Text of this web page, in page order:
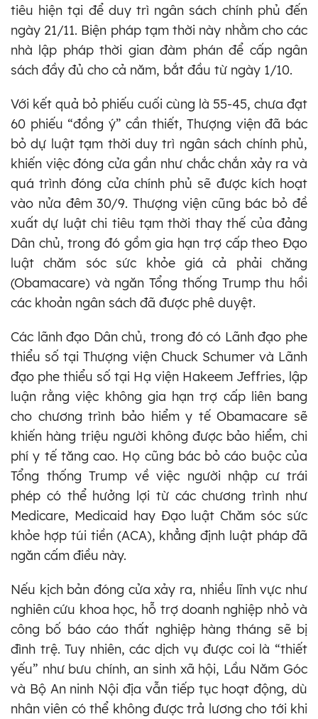
tiêu hiện tại để duy trì ngân sách chính phủ đến
ngày 21/11. Biện pháp tạm thời này nhằm cho các
nhà lập pháp thời gian đàm phán để cấp ngân
sách đầy đủ cho cả năm, bắt đầu từ ngày 1/10.
Với kết quả bỏ phiếu cuối cùng là 55-45, chưa đạt
60 phiếu “đồng ý” cần thiết, Thượng viện đã bác
bỏ dự luật tạm thời duy trì ngân sách chính phủ,
khiến việc đóng cửa gần như chắc chắn xảy ra và
quá trình đóng cửa chính phủ sẽ được kích hoạt
vào nửa đêm 30/9. Thượng viện cũng bác bỏ đề
xuất dự luật chi tiêu tạm thời thay thế của đảng
Dân chủ, trong đó gồm gia hạn trợ cấp theo Đạo
luật chăm sóc sức khỏe giá cả phải chăng
(Obamacare) và ngăn Tổng thống Trump thu hồi
các khoản ngân sách đã được phê duyệt.
Các lãnh đạo Dân chủ, trong đó có Lãnh đạo phe
thiểu số tại Thượng viện Chuck Schumer và Lãnh
đạo phe thiểu số tại Hạ viện Hakeem Jeffries, lập
luận rằng việc không gia hạn trợ cấp liên bang
cho chương trình bảo hiểm y tế Obamacare sẽ
khiến hàng triệu người không được bảo hiểm, chi
phí y tế tăng cao. Họ cũng bác bỏ cáo buộc của
Tổng thống Trump về việc người nhập cư trái
phép có thể hưởng lợi từ các chương trình như
Medicare, Medicaid hay Đạo luật Chăm sóc sức
khỏe hợp túi tiền (ACA), khẳng định luật pháp đã
ngăn cấm điều này.
Nếu kịch bản đóng cửa xảy ra, nhiều lĩnh vực như
nghiên cứu khoa học, hỗ trợ doanh nghiệp nhỏ và
công bố báo cáo thất nghiệp hàng tháng sẽ bị
đình trệ. Tuy nhiên, các dịch vụ được coi là “thiết
yếu” như bưu chính, an sinh xã hội, Lầu Năm Góc
và Bộ An ninh Nội địa vẫn tiếp tục hoạt động, dù
nhân viên có thể không được trả lương cho tới khi